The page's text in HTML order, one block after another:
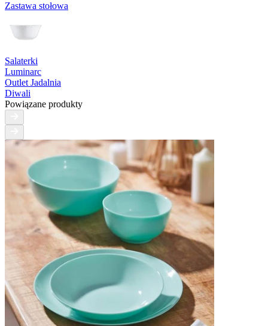
Zastawa stołowa
Salaterki
Luminarc
Outlet Jadalnia
Diwali
Powiązane produkty